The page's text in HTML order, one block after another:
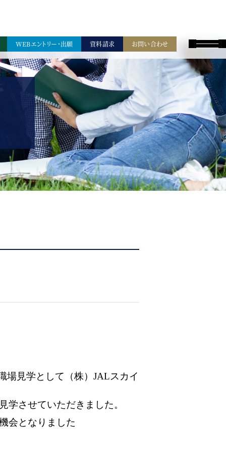
WEBエントリー・出願 資料請求 お問い合わせ
場見学として（株）JALスカイ
学させていただきました。
会となりました